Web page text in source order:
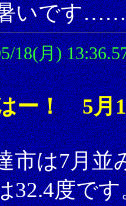
いです
18(月)
ー！ 5月
市は7月並
32.4度です